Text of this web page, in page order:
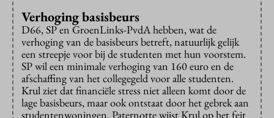
Verhoging basisbeurs
D66, SP en GroenLinks-PvdA hebben, wat de
verhoging van de basisbeurs betreft, natuurlijk gelijk
een streepje voor bij de studenten met hun voorstem.
SP wil een minimale verhoging van 160 euro en de
afschaffing van het collegegeld voor alle studenten.
Krul ziet dat financiële stress niet alleen komt door de
lage basisbeurs, maar ook ontstaat door het gebrek aan
studentenwoningen. Paternotte wijst Krul op het feit